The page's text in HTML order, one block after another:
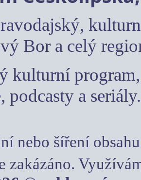
Bor a celý
kulturní
podcasty a seriály.
nebo šíření
zakázáno.